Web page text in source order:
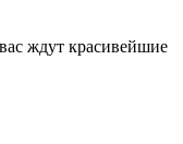
ждут красивейшие